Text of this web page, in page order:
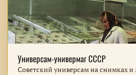
Универсам-универмаг СССР
Советский универсам на снимках и